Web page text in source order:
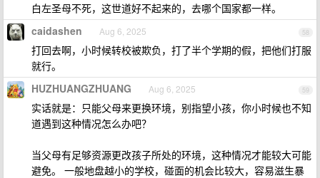
白左圣母不死，这世道好不起来的，去哪个国家都一样。
58
caidashen Aug 6, 2025
打回去啊，小时候转校被欺负，打了半个学期的假，把他们打服
就行。
59
HUZHUANGZHUANG Aug 6, 2025
实话就是：只能父母来更换环境，别指望小孩，你小时候也不知
道遇到这种情况怎么办吧？
当父母有足够资源更改孩子所处的环境，这种情况才能较大可能
避免。 一般地盘越小的学校，碰面的机会比较大，容易滋生暴